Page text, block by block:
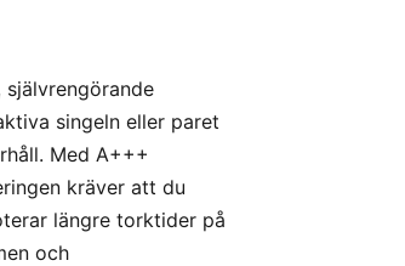
självrengörande
singeln eller paret
Med A+++
kräver att du
längre torktider på
och